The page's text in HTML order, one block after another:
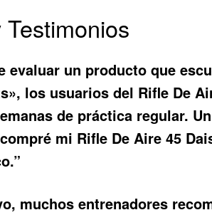
evaluar un producto que
los usuarios del Rifle De
de práctica regular.
mi Rifle De Aire 45
muchos entrenadores